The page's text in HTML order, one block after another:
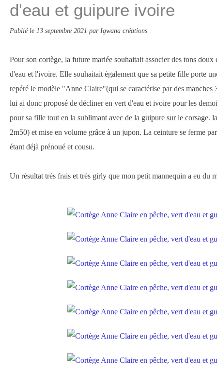
d'eau et guipure ivoire
Publié le 13 septembre 2021 par Igwana créations
Pour son cortège, la future mariée souhaitait associer des tons doux
d'eau et l'ivoire. Elle souhaitait également que sa petite fille porte
repéré le modèle "Anne Claire"(qui se caractérise par des
lui ai donc proposé de décliner en vert d'eau et ivoire pour les
pour sa fille tout en la sublimant avec de la guipure sur le corsage.
2m50) et mise en volume grâce à un jupon. La ceinture se ferme
étant déjà prénoué et cousu.
Un résultat très frais et très girly que mon petit mannequin a eu du